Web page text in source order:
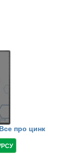
про цинк